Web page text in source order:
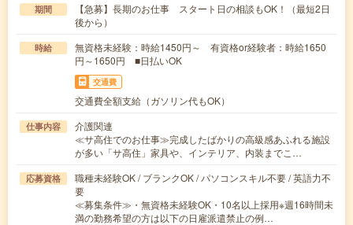
期間
【急募】長期のお仕事 スタート日の相談もOK！（最短2日
後から）
時給
無資格未経験：時給1450円～ 有資格or経験者：時給1650
円～1650円 ■日払いOK
交通費
交通費全額支給（ガソリン代もOK）
仕事内容
介護関連
≪サ高住でのお仕事≫完成したばかりの高級感あふれる施設
が多い「サ高住」家具や、インテリア、内装までこ…
応募資格
職種未経験OK / ブランクOK / パソコンスキル不要 / 英語力不
要
≪募集条件≫・無資格未経験OK・10名以上採用※週16時間未
満の勤務希望の方は以下の日雇派遣禁止の例…